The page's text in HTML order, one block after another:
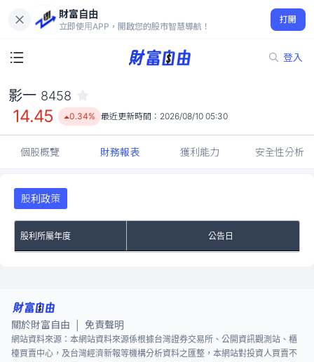
財富自由
立即使用APP，開啟您的股市智慧導航！
打開
登入
14.45
0.34%
影一 8458
14.45 0.34% 最近更新時間： 2026/08/10 05:30
個股概覽 財務報表 獲利能力 安全性分析
股利政策
股利所屬年度 公告日
關於財富自由 免責聲明
網站資料來源：本網站資料來源係根據台灣證券交易所、公開資訊觀測站、櫃
檯買賣中心，及台灣經濟新報等機構分析資料之匯整，本網站對投資人買賣不